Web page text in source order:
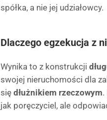
spółka, a nie jej udziałowcy.
Dlaczego egzekucja z
Wynika to z konstrukcji
swojej nieruchomości dla
się dłużnikiem rzeczowym.
jak poręczyciel, ale